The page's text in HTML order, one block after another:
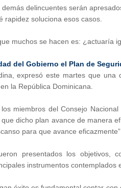
delincuentes serán
rapidez soluciona esos casos.
muchos se hacen es: ¿actuaría
del Gobierno el Plan de
expresó este martes que
la República Dominicana.
miembros del Consejo
dicho plan avance de manera
para que avance
presentados los objetivos,
instrumentos contemplados